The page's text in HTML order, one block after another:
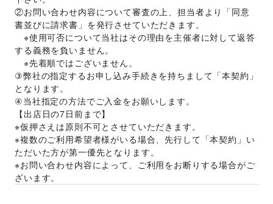
②お問い合わせ内容について審査の上、担当者より「同意
書並びに請求書」を発行させていただきます。
※使用可否について当社はその理由を主催者に対して返答
する義務を負いません。
※先着順ではございません。
③弊社の指定するお申し込み手続きを持ちまして「本契約」
となります。
④当社指定の方法でご入金をお願いします。
【出店日の7日前まで】
※仮押さえは原則不可とさせていただきます。
※複数のご利用希望者様がいる場合、先行して「本契約」い
ただいた方が第一優先となります。
※お問い合わせ内容によって、ご利用をお断りする場合がご
ざいます。